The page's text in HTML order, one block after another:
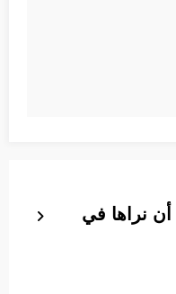
نراها في